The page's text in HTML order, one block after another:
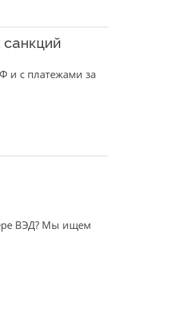
и с платежами за
ВЭД? Мы ищем